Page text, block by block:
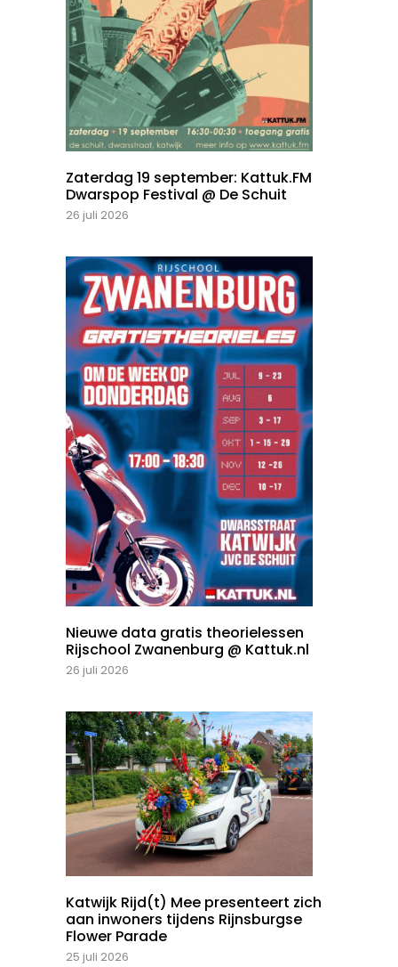
Zaterdag 19 september: Kattuk.FM
Dwarspop Festival @ De Schuit
26 juli 2026
Nieuwe data gratis theorielessen
Rijschool Zwanenburg @ Kattuk.nl
26 juli 2026
Katwijk Rijd(t) Mee presenteert zich
aan inwoners tijdens Rijnsburgse
Flower Parade
25 juli 2026